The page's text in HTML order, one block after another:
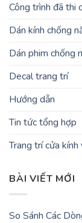
Công trình đã thi
Dán kính chống
Dán phim chống
Decal trang trí
Hướng dẫn
Tin tức tổng hợp
Trang trí cửa kính
BÀI VIẾT MỚI
So Sánh Các